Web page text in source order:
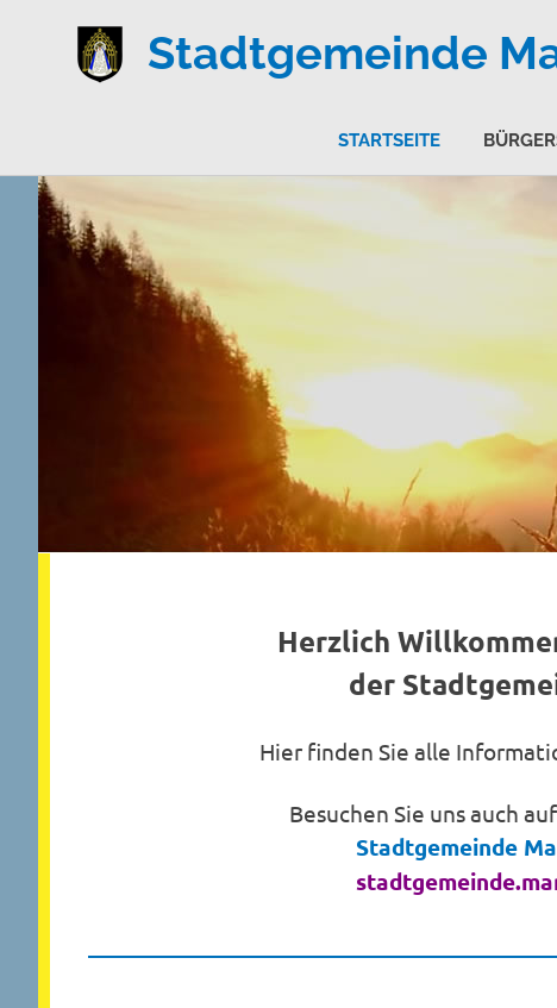
Inhalt
springen
Stadtgemeinde
STARTSEITE
Herzlich
der
Hier finden Sie alle
Besuchen Sie uns auch
Stadtgemeinde